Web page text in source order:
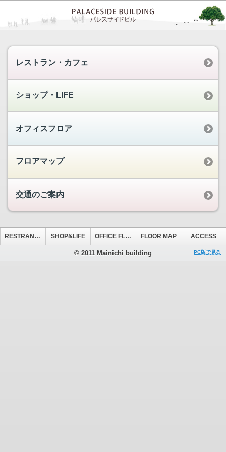
レストラン・カフェ
ショップ・LIFE
オフィスフロア
フロアマップ
交通のご案内
RESTRANT&CAFE SHOP&LIFE OFFICE FLOOR FLOOR MAP ACCESS
© 2011 Mainichi building PC版で見る